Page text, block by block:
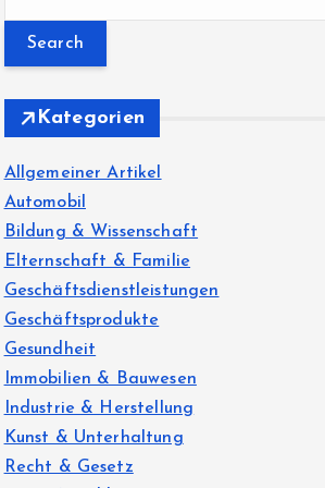
r
c
o
r
:
Kategorien
Allgemeiner Artikel
Automobil
Bildung & Wissenschaft
Elternschaft & Familie
Geschäftsdienstleistungen
Geschäftsprodukte
Gesundheit
Immobilien & Bauwesen
Industrie & Herstellung
Kunst & Unterhaltung
Recht & Gesetz